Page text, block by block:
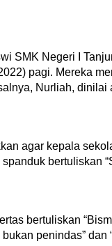
SMK Negeri I
pagi. Mereka
Nurliah, dinilai
agar kepala
bertuliskan
bertuliskan
penindas” dan